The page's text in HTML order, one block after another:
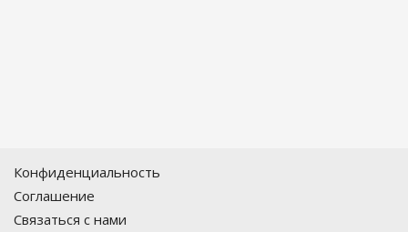
Конфиденциальность
Соглашение
Связаться с нами